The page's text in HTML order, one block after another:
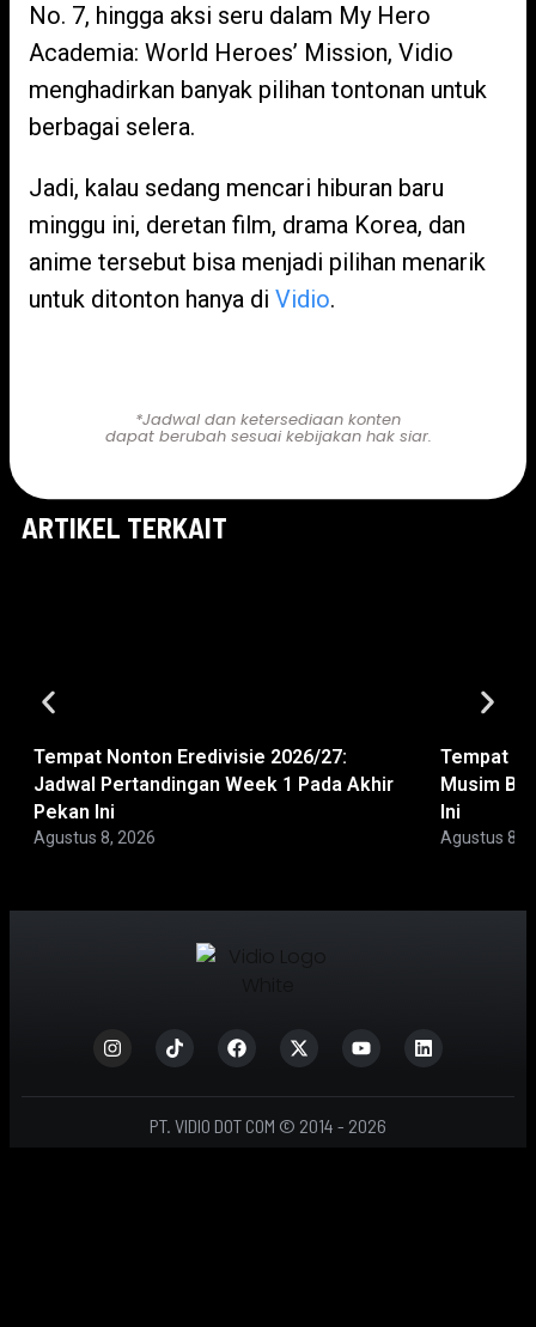
No. 7, hingga aksi seru dalam My Hero
Academia: World Heroes’ Mission, Vidio
menghadirkan banyak pilihan tontonan untuk
berbagai selera.
Jadi, kalau sedang mencari hiburan baru
minggu ini, deretan film, drama Korea, dan
anime tersebut bisa menjadi pilihan menarik
untuk ditonton hanya di Vidio.
*Jadwal dan ketersediaan konten
dapat berubah sesuai kebijakan hak siar.
ARTIKEL TERKAIT
Tempat Nonton Eredivisie 2026/27:
Jadwal Pertandingan Week 1 Pada Akhir
Pekan Ini
Agustus 8, 2026
Tempat
Musim
Ini
Agustus 8,
PT. VIDIO DOT COM © 2014 - 2026